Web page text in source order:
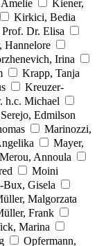
Kiener,
Kirkici, Bedia
Dr. Elisa
Hannelore
Irina
Krapp, Tanja
Kreuzer-
h.c. Michael
Edmilson
Marinozzi,
Mayer,
Merou, Annoula
Moini
Gisela
Malgorzata
Frank
Marina
Opfermann,